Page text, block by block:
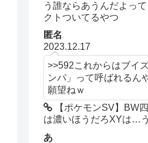
う誰ならあうんだよっ
クトついてるやつ
匿名
2023.12.17
>>592これからはブイ
ンパ」って呼ばれるん
願望ねｗ
【ポケモンSV】BW
は濃いほうだろXYは…
あ